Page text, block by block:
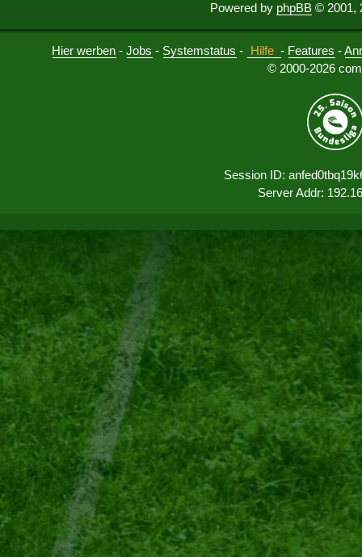
Powered by phpBB © 2001,
Hier werben -Jobs - Systemstatus - Hilfe - Features -
© 2000-2026
Session ID:
Server Addr: